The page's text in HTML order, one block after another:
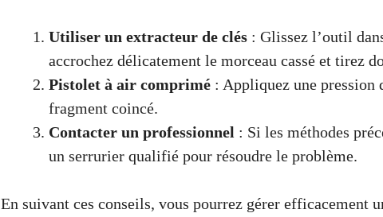
Utiliser un extracteur de clés : Glissez l’outil
accrochez délicatement le morceau cassé et tirez
Pistolet à air comprimé : Appliquez une pression
fragment coincé.
Contacter un professionnel : Si les méthodes
un serrurier qualifié pour résoudre le problème.
En suivant ces conseils, vous pourrez gérer efficacement